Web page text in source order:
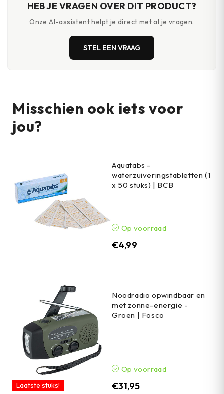
HEB JE VRAGEN OVER DIT PRODUCT?
Onze AI-assistent helpt je direct met al je vragen.
STEL EEN VRAAG
Misschien ook iets voor
jou?
Aquatabs -
waterzuiveringstabletten (1
x 50 stuks) | BCB
Op voorraad
€4,99
Laatste stuks!
Noodradio opwindbaar en
met zonne-energie -
Groen | Fosco
Op voorraad
€31,95